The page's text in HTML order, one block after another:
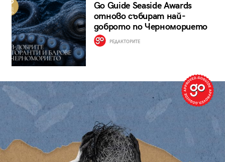
Go Guide Seaside Awards
отново събират най-
доброто по Черноморието
РЕДАКТОРИТЕ